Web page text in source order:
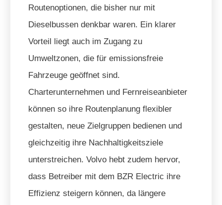
Routenoptionen, die bisher nur mit
Dieselbussen denkbar waren. Ein klarer
Vorteil liegt auch im Zugang zu
Umweltzonen, die für emissionsfreie
Fahrzeuge geöffnet sind.
Charterunternehmen und Fernreiseanbieter
können so ihre Routenplanung flexibler
gestalten, neue Zielgruppen bedienen und
gleichzeitig ihre Nachhaltigkeitsziele
unterstreichen. Volvo hebt zudem hervor,
dass Betreiber mit dem BZR Electric ihre
Effizienz steigern können, da längere